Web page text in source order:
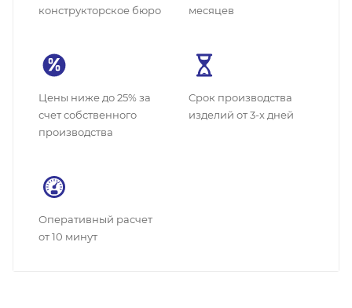
конструкторское бюро
месяцев
Цены ниже до 25% за
счет собственного
производства
Cрок производства
изделий от 3-х дней
Оперативный расчет
от 10 минут